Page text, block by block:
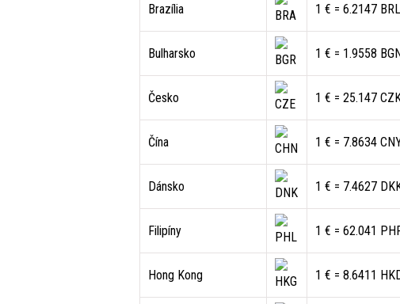
Brazília 1 € = 6.2147 BRL
Bulharsko 1 € = 1.9558
Česko 1 € = 25.147
Čína 1 € = 7.8634
Dánsko 1 € = 7.4627
Filipíny 1 € = 62.041
Hong Kong 1 € = 8.6411